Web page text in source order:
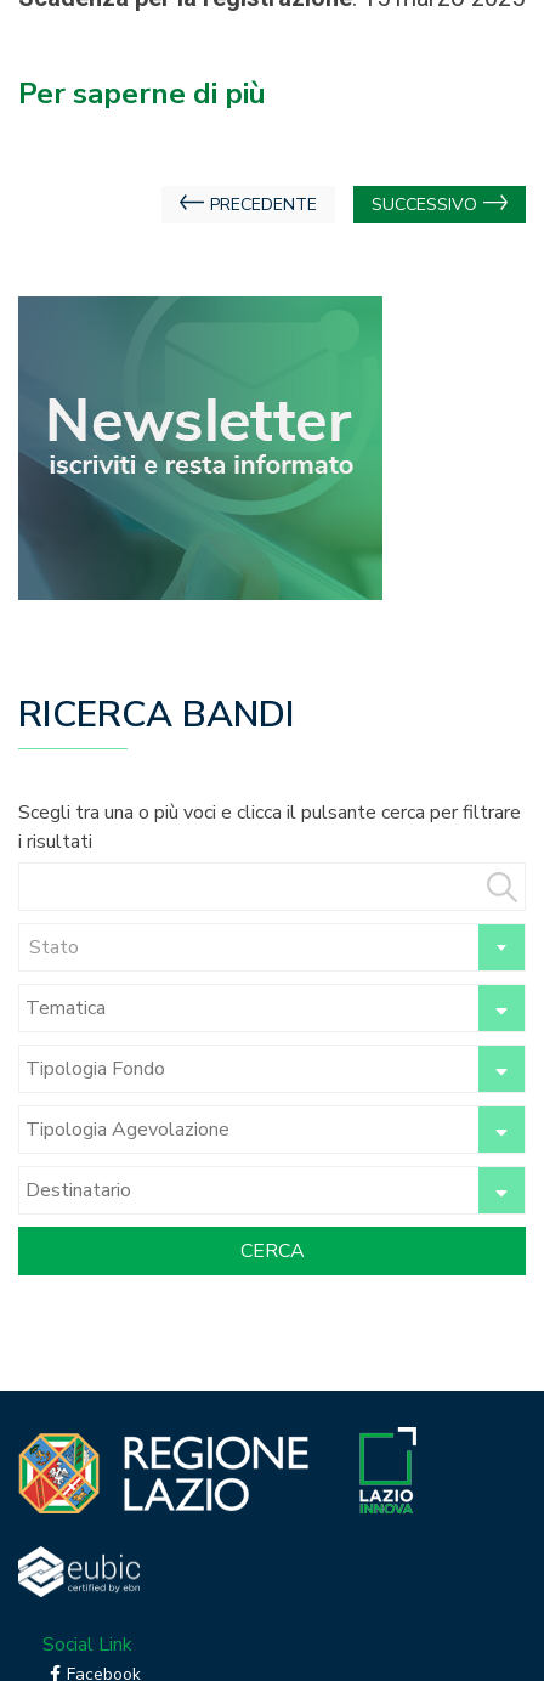
Per saperne di più
Navigazione
PRECEDENTE SUCCESSIVO
RICERCA BANDI
Scegli tra una o più voci e clicca il pulsante cerca per filtrare
i risultati
Stato
Social Link
Facebook